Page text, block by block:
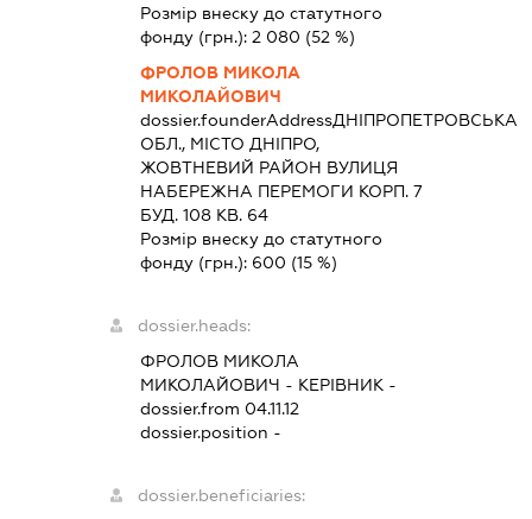
Розмір внеску до статутного
фонду (грн.):2 080 (52 %)
ФРОЛОВ МИКОЛА
МИКОЛАЙОВИЧ
dossier.founderAddressДНІПРОПЕТРОВСЬКА
ОБЛ., МІСТО ДНІПРО,
ЖОВТНЕВИЙ РАЙОН ВУЛИЦЯ
НАБЕРЕЖНА ПЕРЕМОГИ КОРП. 7
БУД. 108 КВ. 64
Розмір внеску до статутного
фонду (грн.): 600 (15 %)
dossier.heads:
ФРОЛОВ МИКОЛА
МИКОЛАЙОВИЧ - КЕРІВНИК -
dossier.from 04.11.12
dossier.position -
dossier.beneficiaries: